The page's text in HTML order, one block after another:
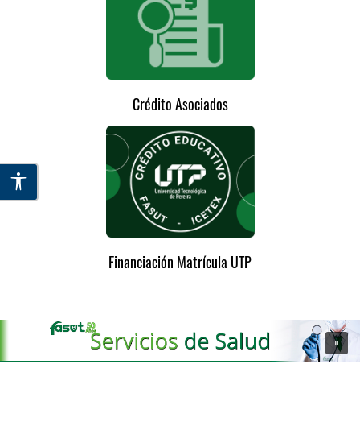
Crédito Asociados
Financiación Matrícula UTP